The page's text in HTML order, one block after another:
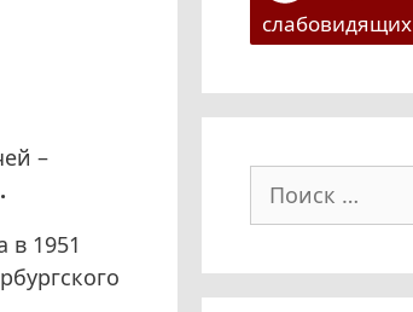
–
в 1951
слабовидящих